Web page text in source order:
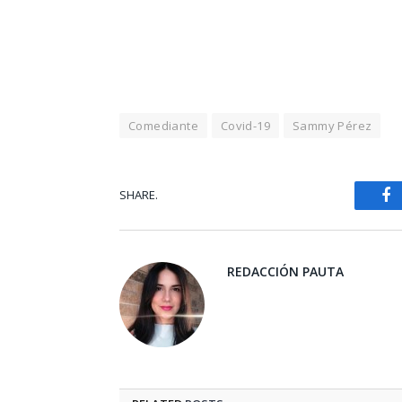
Comediante Covid-19 Sammy Pérez
SHARE.
REDACCIÓN PAUTA